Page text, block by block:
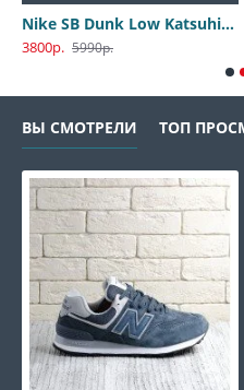
Nike SB Dunk Low Katsuhiro Otomo
3800р. 5990р.
ВЫ СМОТРЕЛИ ТОП